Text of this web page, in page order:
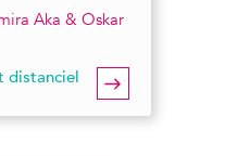
Aka & Oskar
distanciel